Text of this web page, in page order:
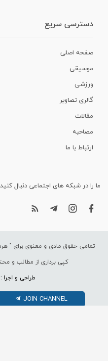
دسترسی سریع
صفحه اصلی
موسیقی
ورزشی
گالری تصاویر
مقالات
مصاحبه
ارتباط با ما
ما را در شبکه های اجتماعی دنبال
تمامی حقوق مادی و معنوی برای "
کپی برداری از مطالب و
طراحی و اجرا
JOIN CHANNEL